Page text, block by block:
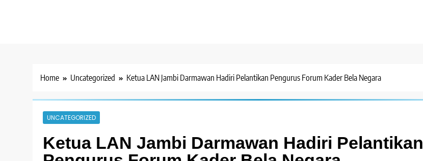
Home Uncategorized Ketua LAN Jambi Darmawan Hadiri Pelantikan Pengurus Forum Kader Bela Negara
UNCATEGORIZED
Ketua LAN Jambi Darmawan Hadiri Pelantikan